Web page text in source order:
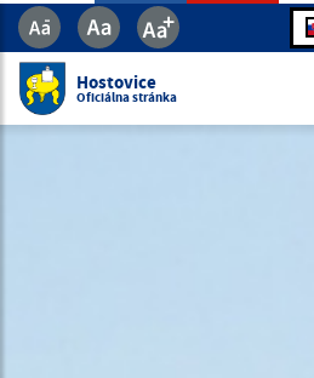
Hostovice
Oficiálna stránka